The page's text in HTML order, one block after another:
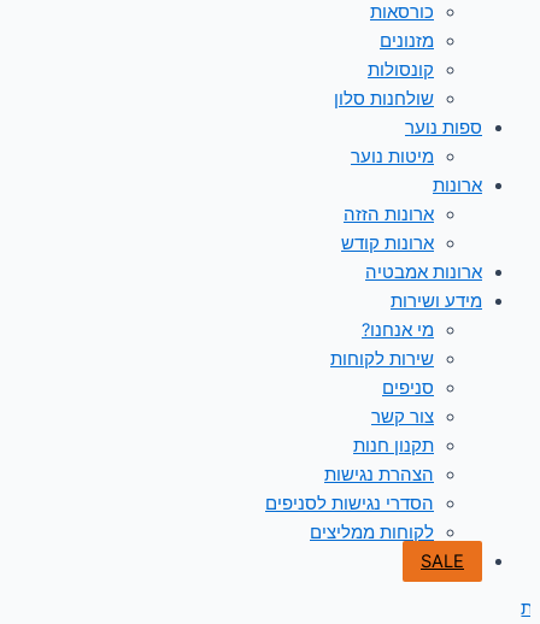
כורסאות
מזנונים
קונסולות
שולחנות סלון
ספות נוער
מיטות נוער
ארונות
ארונות הזזה
ארונות קודש
ארונות אמבטיה
מידע ושירות
מי אנחנו?
שירות לקוחות
סניפים
צור קשר
תקנון חנות
הצהרת נגישות
הסדרי נגישות לסניפים
לקוחות ממליצים
SALE